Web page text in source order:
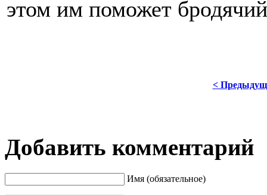
этом им поможет
<
Добавить комментарий
Имя (обязательное)